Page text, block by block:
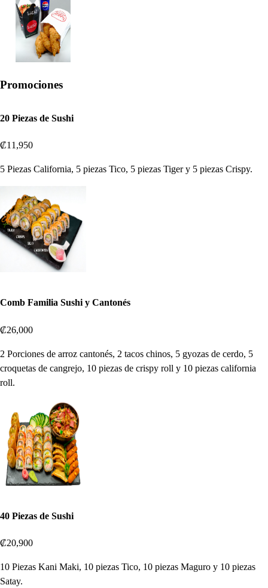
Promociones
20 Piezas de Sushi
₡11,950
5 Piezas California, 5 piezas Tico, 5 piezas Tiger y 5 piezas Crispy.
Comb Familia Sushi y Cantonés
₡26,000
2 Porciones de arroz cantonés, 2 tacos chinos, 5 gyozas de cerdo, 5
croquetas de cangrejo, 10 piezas de crispy roll y 10 piezas california
roll.
40 Piezas de Sushi
₡20,900
10 Piezas Kani Maki, 10 piezas Tico, 10 piezas Maguro y 10 piezas
Satay.